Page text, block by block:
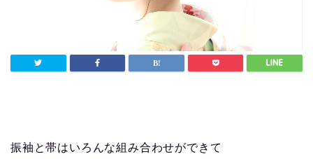
振袖と帯はいろんな組み合わせができて